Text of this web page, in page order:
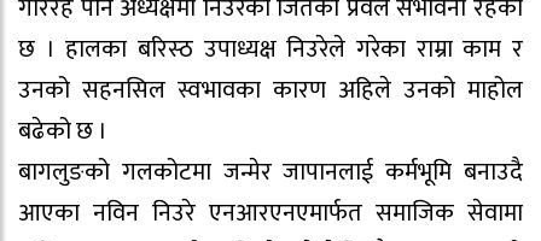
गरिरहे पनि अध्यक्षमा निउरेको जितको प्रवल संभावना रहेको
छ । हालका बरिस्ठ उपाध्यक्ष निउरेले गरेका राम्रा काम र
उनको सहनसिल स्वभावका कारण अहिले उनको माहोल
बढेको छ ।
बागलुङको गलकोटमा जन्मेर जापानलाई कर्मभूमि बनाउदै
आएका नविन निउरे एनआरएनएमार्फत समाजिक सेवामा